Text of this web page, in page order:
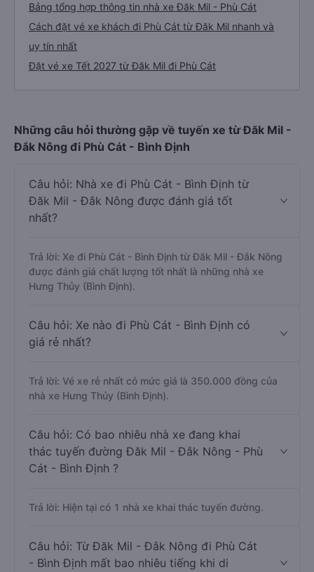
Bảng tổng hợp thông tin nhà xe Đăk Mil - Phù Cát
Cách đặt vé xe khách đi Phù Cát từ Đăk Mil nhanh và
uy tín nhất
Đặt vé xe Tết 2027 từ Đăk Mil đi Phù Cát
Những câu hỏi thường gặp về tuyến xe từ Đăk Mil -
Đắk Nông đi Phù Cát - Bình Định
Câu hỏi: Nhà xe đi Phù Cát - Bình Định từ
Đăk Mil - Đắk Nông được đánh giá tốt
nhất?
Trả lời: Xe đi Phù Cát - Bình Định từ Đăk Mil - Đắk Nông
được đánh giá chất lượng tốt nhất là những nhà xe
Hưng Thủy (Bình Định).
Câu hỏi: Xe nào đi Phù Cát - Bình Định có
giá rẻ nhất?
Trả lời: Vé xe rẻ nhất có mức giá là 350.000 đồng của
nhà xe Hưng Thủy (Bình Định).
Câu hỏi: Có bao nhiêu nhà xe đang khai
thác tuyến đường Đăk Mil - Đắk Nông - Phù
Cát - Bình Định ?
Trả lời: Hiện tại có 1 nhà xe khai thác tuyến đường.
Câu hỏi: Từ Đăk Mil - Đắk Nông đi Phù Cát
- Bình Định mất bao nhiêu tiếng khi di